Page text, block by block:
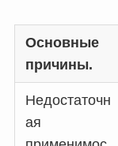
Основные
причины.
Недостаточн
ая